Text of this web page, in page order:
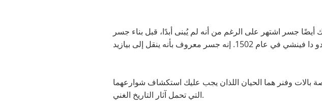
جسر اشتهر على الرغم من أنه لم يُبنى أبدًا، قبل بناء جسر
بالات وفنر هما الحيان اللذان يجب عليك استكشاف شوارعهما
التي تحمل آثار التاريخ الغني.